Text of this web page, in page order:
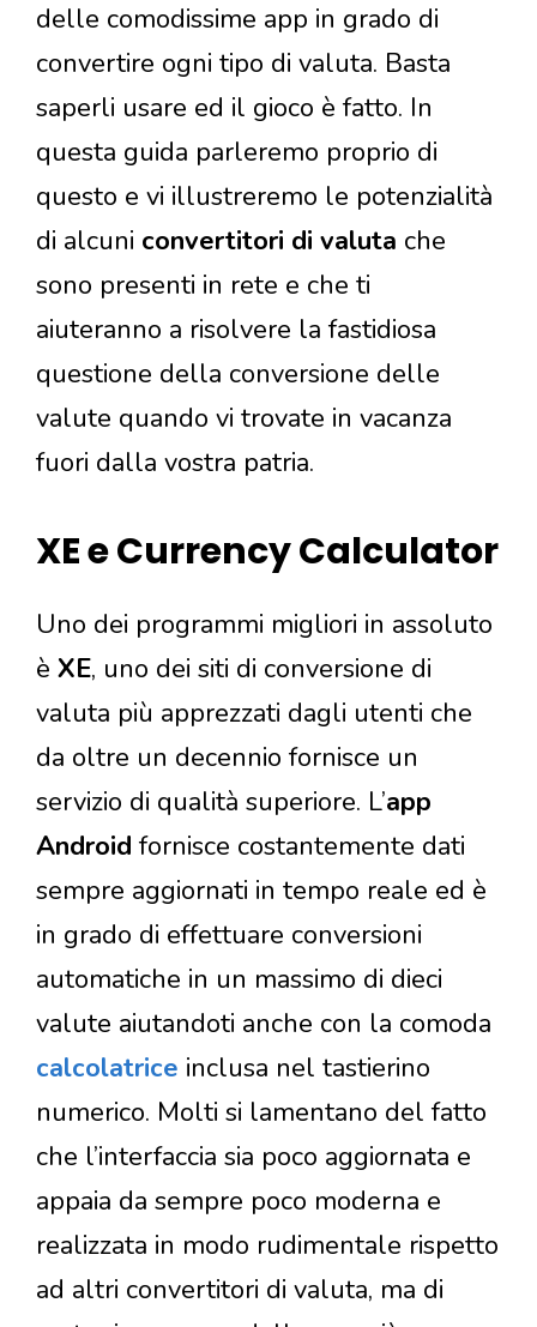
delle comodissime app in grado di
convertire ogni tipo di valuta. Basta
saperli usare ed il gioco è fatto. In
questa guida parleremo proprio di
questo e vi illustreremo le potenzialità
di alcuni convertitori di valuta che
sono presenti in rete e che ti
aiuteranno a risolvere la fastidiosa
questione della conversione delle
valute quando vi trovate in vacanza
fuori dalla vostra patria.
XE e Currency Calculator
Uno dei programmi migliori in assoluto
è XE, uno dei siti di conversione di
valuta più apprezzati dagli utenti che
da oltre un decennio fornisce un
servizio di qualità superiore. L’app
Android fornisce costantemente dati
sempre aggiornati in tempo reale ed è
in grado di effettuare conversioni
automatiche in un massimo di dieci
valute aiutandoti anche con la comoda
calcolatrice inclusa nel tastierino
numerico. Molti si lamentano del fatto
che l’interfaccia sia poco aggiornata e
appaia da sempre poco moderna e
realizzata in modo rudimentale rispetto
ad altri convertitori di valuta, ma di